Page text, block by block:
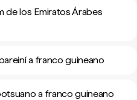
de los Emiratos Árabes
a franco guineano
a franco guineano